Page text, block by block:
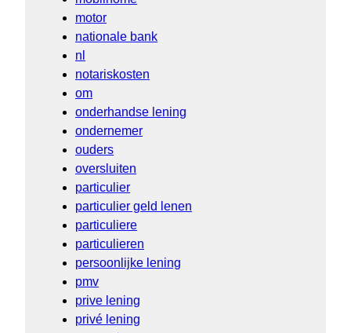
motor
nationale bank
nl
notariskosten
om
onderhandse lening
ondernemer
ouders
oversluiten
particulier
particulier geld lenen
particuliere
particulieren
persoonlijke lening
pmv
prive lening
privé lening